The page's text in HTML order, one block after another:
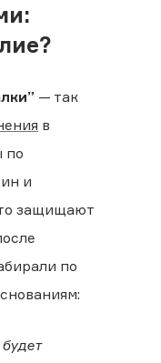
— так
в
по
и
защищают
по